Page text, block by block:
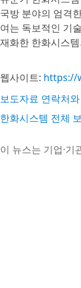
국방 분야의 엄격
여는 독보적인 기
재화한 한화시스
웹사이트: https://
보도자료 연락처
한화시스템 전체
이 뉴스는 기업·